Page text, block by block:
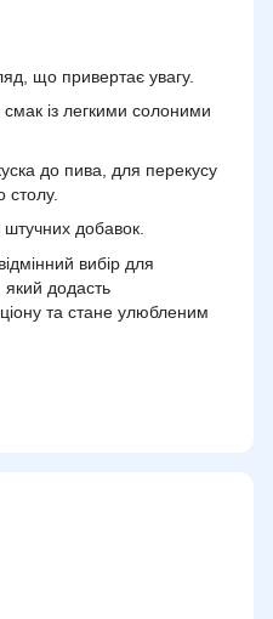
що привертає увагу.
із легкими солоними
до пива, для перекусу
столу.
добавок.
вибір для
який додасть
та стане улюбленим